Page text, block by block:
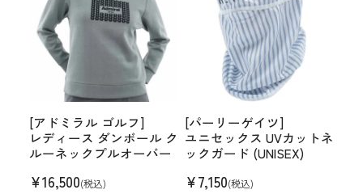
[アドミラル ゴルフ]
レディース ダンボール ク
ルーネックプルオーバー
¥16,500(税込)
[パーリーゲイツ]
ユニセックス UVカットネ
ックガード (UNISEX)
¥7,150(税込)